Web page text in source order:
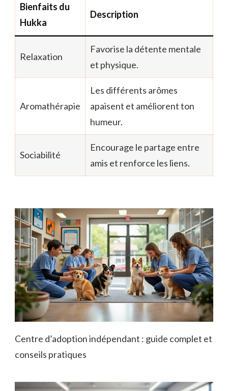
Bienfaits du
Hukka
Description
Relaxation
Favorise la détente mentale
et physique.
Aromathérapie
Les différents arômes
apaisent et améliorent ton
humeur.
Sociabilité
Encourage le partage entre
amis et renforce les liens.
Centre d’adoption indépendant : guide complet et
conseils pratiques